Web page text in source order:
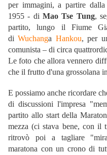
per immagini, a partire
1955 - di Mao Tse Tung,
partito, lungo il Fiume
diWuchanga Hankou, per
comunista – di circa
Le foto che allora vennero
che il frutto d'una grossolana
E possiamo anche ricordare
di discussioni l'impresa
partito allo start della
mezza (ci stava bene, con il
ritrovò poi a tagliare
maratona con un crono di